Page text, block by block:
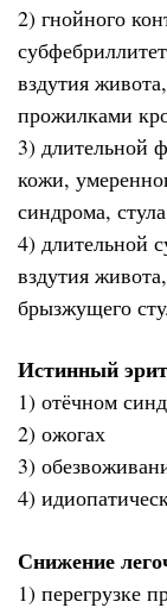
2) гнойного
вздутия
прожилками
3) длительной
кожи,
синдрома,
4) длительной
вздутия
брызжущего
Истинный
1) отёчном
2) ожогах
3)
4)
Снижение
1) перегрузке